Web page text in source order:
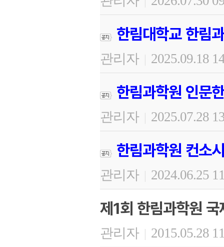
한림대학교 한림
관리자 | 2025.09.18
한림과학원 인문
관리자 | 2025.07.28
한림과학원 컨소
관리자 | 2024.06.25
제1회 한림과학원
관리자 | 2015.05.28